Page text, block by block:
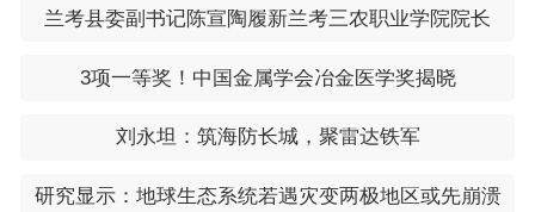
兰考县委副书记陈宣陶履新兰考三农职业学院院长
3项一等奖！中国金属学会冶金医学奖揭晓
刘永坦：筑海防长城，聚雷达铁军
研究显示：地球生态系统若遇灾变两极地区或先崩溃